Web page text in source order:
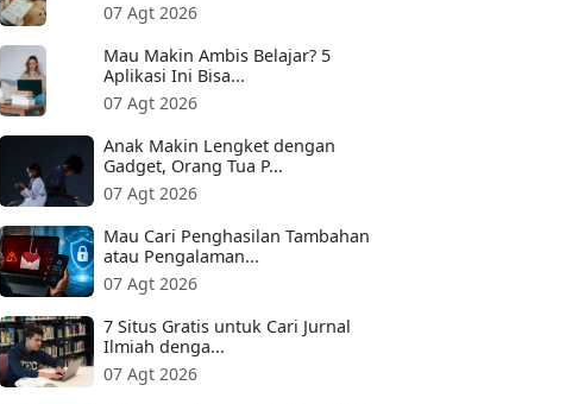
07 Agt 2026
Mau Makin Ambis Belajar? 5
Aplikasi Ini Bisa...
07 Agt 2026
Anak Makin Lengket dengan
Gadget, Orang Tua P...
07 Agt 2026
Mau Cari Penghasilan Tambahan
atau Pengalaman...
07 Agt 2026
7 Situs Gratis untuk Cari Jurnal
Ilmiah denga...
07 Agt 2026